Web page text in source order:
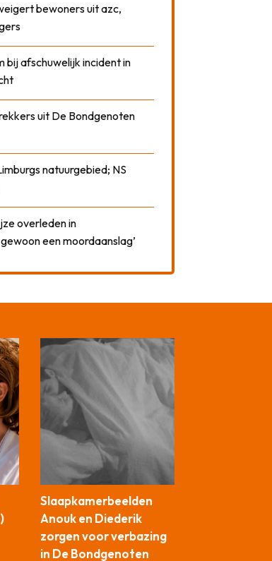
bewoners uit azc,
bij afschuwelijk incident in
uit De Bondgenoten
natuurgebied; NS
overleden in
een moordaanslag’
Slaapkamerbeelden
Anouk en Diederik
zorgen voor verbazing
in De Bondgenoten